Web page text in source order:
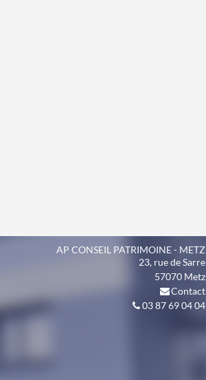
AP CONSEIL PATRIMOINE - METZ
23, rue de Sarre
57070 Metz
Contact
03 87 69 04 04